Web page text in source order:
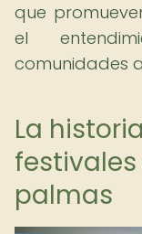
que
el
comunidades
La
palmas